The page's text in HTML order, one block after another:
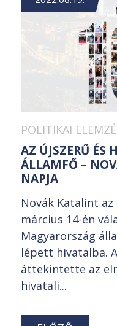
POLITIKAI
AZ ÚJSZERŰ ÉS
ÁLLAMFŐ –
NAPJA
Novák Katalint az
március 14-én
Magyarország
lépett hivatalba.
áttekintette az
hivatali...